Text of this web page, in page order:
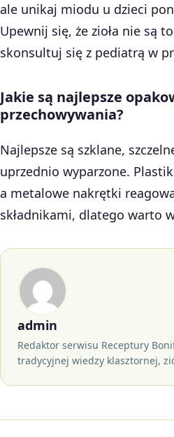
ale unikaj miodu u dzieci
Upewnij się, że zioła nie są
skonsultuj się z pediatrą w
Jakie są najlepsze
przechowywania?
Najlepsze są szklane,
uprzednio wyparzone.
a metalowe nakrętki
składnikami, dlatego warto
admin
Redaktor serwisu Receptury
tradycyjnej wiedzy klasztornej,